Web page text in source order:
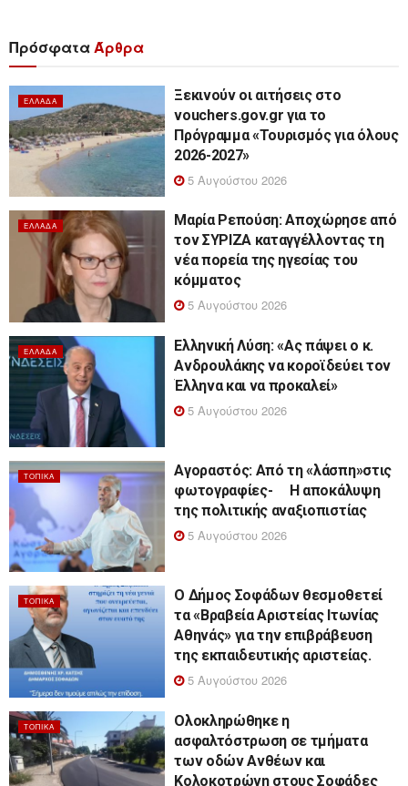
ΠρόσφαταΆρθρα
ΕΛΛΆΔΑ
Ξεκινούν οι αιτήσεις στο
vouchers.gov.gr για το
Πρόγραμμα «Τουρισμός για όλους
2026-2027»
5 Αυγούστου 2026
ΕΛΛΆΔΑ
Μαρία Ρεπούση: Αποχώρησε από
τον ΣΥΡΙΖΑ καταγγέλλοντας τη
νέα πορεία της ηγεσίας του
κόμματος
5 Αυγούστου 2026
ΕΛΛΆΔΑ
Ελληνική Λύση: «Ας πάψει ο κ.
Ανδρουλάκης να κοροϊδεύει τον
Έλληνα και να προκαλεί»
5 Αυγούστου 2026
ΤΟΠΙΚΆ
Αγοραστός: Από τη «λάσπη»στις
φωτογραφίες- Η αποκάλυψη
της πολιτικής αναξιοπιστίας
5 Αυγούστου 2026
ΤΟΠΙΚΆ
Ο Δήμος Σοφάδων θεσμοθετεί
τα «Βραβεία Αριστείας Ιτωνίας
Αθηνάς» για την επιβράβευση
της εκπαιδευτικής αριστείας.
5 Αυγούστου 2026
ΤΟΠΙΚΆ
Ολοκληρώθηκε η
ασφαλτόστρωση σε τμήματα
των οδών Ανθέων και
Κολοκοτρώνη στους Σοφάδες